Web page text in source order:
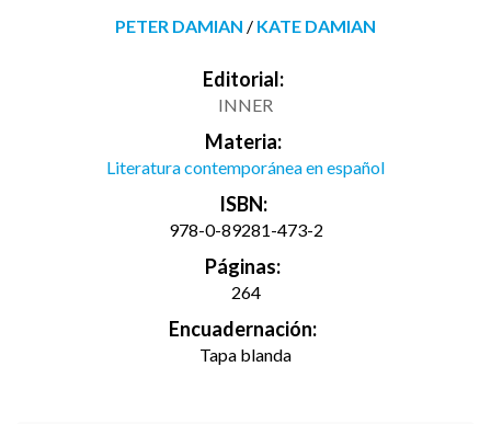
PETER DAMIAN / KATE DAMIAN
Editorial:
INNER
Materia:
Literatura contemporánea en español
ISBN:
978-0-89281-473-2
Páginas:
264
Encuadernación:
Tapa blanda